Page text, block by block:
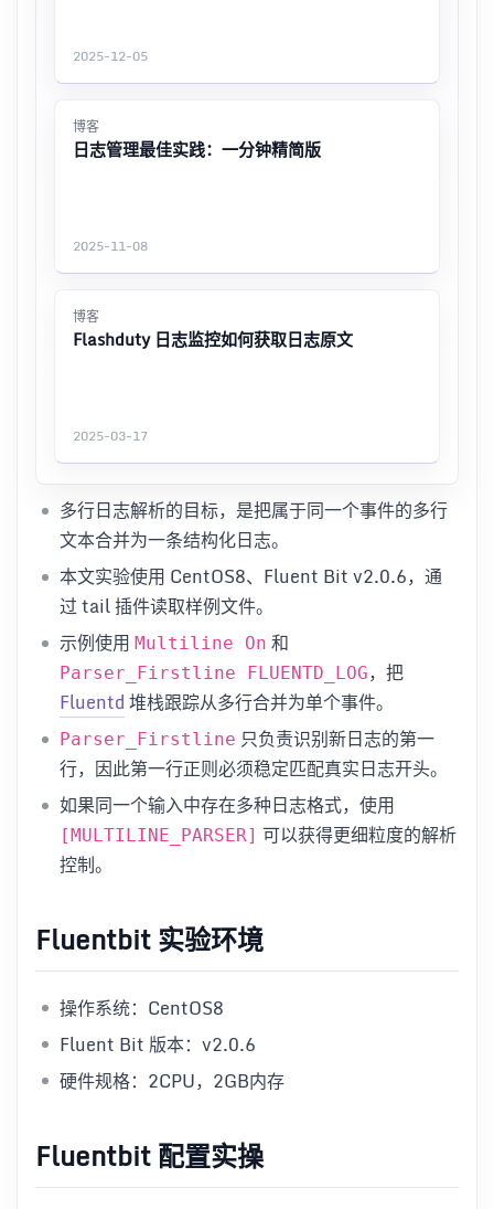
2025-12-05
博客
日志管理最佳实践：一分钟精简版
2025-11-08
博客
Flashduty 日志监控如何获取日志原文
2025-03-17
多行日志解析的目标，是把属于同一个事件的多行
文本合并为一条结构化日志。
本文实验使用 CentOS8、Fluent Bit v2.0.6，通
过 tail 插件读取样例文件。
示例使用 Multiline On 和
Parser_Firstline FLUENTD_LOG，把
Fluentd堆栈跟踪从多行合并为单个事件。
Parser_Firstline 只负责识别新日志的第一
行，因此第一行正则必须稳定匹配真实日志开头。
如果同一个输入中存在多种日志格式，使用
[MULTILINE_PARSER] 可以获得更细粒度的解析
控制。
Fluentbit 实验环境
操作系统：CentOS8
Fluent Bit 版本：v2.0.6
硬件规格：2CPU，2GB内存
Fluentbit 配置实操